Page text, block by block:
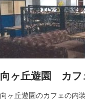
向ヶ丘遊園 カフ
向ヶ丘遊園のカフェの内